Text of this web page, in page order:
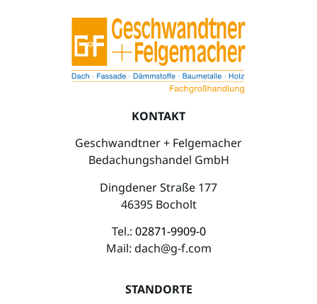
KONTAKT
Geschwandtner + Felgemacher
Bedachungshandel GmbH
Dingdener Straße 177
46395 Bocholt
Tel.: 02871-9909-0
Mail: dach@g-f.com
STANDORTE